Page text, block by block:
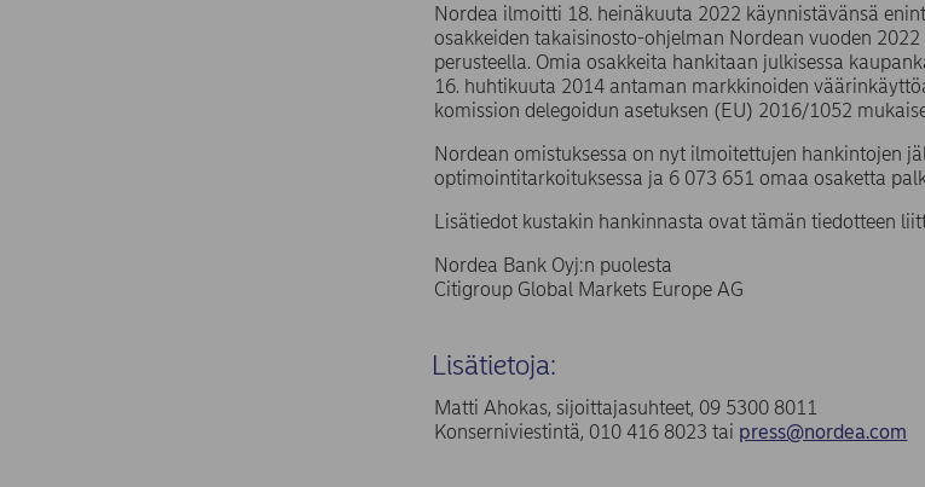
Nordea ilmoitti 18. heinäkuuta 2022 käynnistävänsä
osakkeiden takaisinosto-ohjelman Nordean vuoden
perusteella. Omia osakkeita hankitaan julkisessa
16. huhtikuuta 2014 antaman markkinoiden
komission delegoidun asetuksen (EU) 2016/1052
Nordean omistuksessa on nyt ilmoitettujen hankintojen
optimointitarkoituksessa ja 6 073 651 omaa osaketta
Lisätiedot kustakin hankinnasta ovat tämän tiedotteen
Nordea Bank Oyj:n puolesta
Citigroup Global Markets Europe AG
Lisätietoja:
Matti Ahokas, sijoittajasuhteet, 09 5300 8011
Konserniviestintä, 010 416 8023 tai press@nordea.com